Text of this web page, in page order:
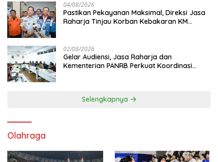
04/08/2026
Pastikan Pekayanan Maksimal, Direksi Jasa
Raharja Tinjau Korban Kebakaran KM
02/08/2026
Gelar Audiensi, Jasa Raharja dan
Kementerian PANRB Perkuat Koordinasi
Selengkapnya
Olahraga